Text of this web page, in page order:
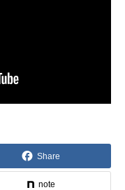
Share
note